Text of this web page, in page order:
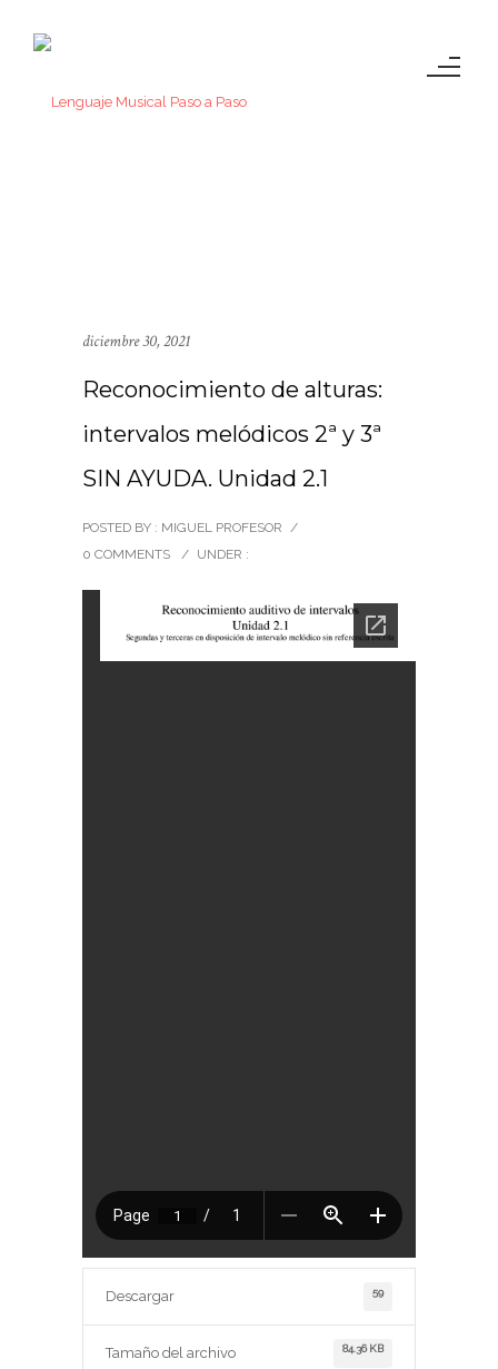
diciembre 30, 2021
Reconocimiento de alturas:
intervalos melódicos 2ª y 3ª
SIN AYUDA. Unidad 2.1
POSTED BY : MIGUEL PROFESOR /
0 COMMENTS
/ UNDER :
Descargar 59
Tamaño del archivo 84.36 KB